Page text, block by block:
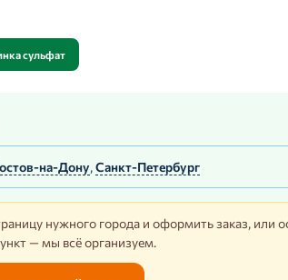
сульфат
на-Дону,Санкт-Петербург
нужного города и оформить заказ, или
— мы всё организуем.